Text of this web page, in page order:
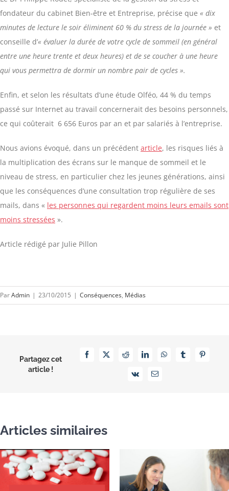
fondateur du cabinet Bien-être et Entreprise, précise que « dix
minutes de lecture le soir éliminent 60 % du stress de la journée » et
conseille d’« évaluer la durée de votre cycle de sommeil (en général
entre une heure trente et deux heures) et de se coucher à une heure
qui vous permettra de dormir un nombre pair de cycles ».
Enfin, et selon les résultats d’une étude Olféo, 44 % du temps
passé sur Internet au travail concernerait des besoins personnels,
ce qui coûterait 6 656 Euros par an et par salariés à l’entreprise.
Nous avions évoqué, dans un précédent article, les risques liés à
la multiplication des écrans sur le manque de sommeil et le
niveau de stress, en particulier chez les jeunes générations, ainsi
que les conséquences d’une consultation trop régulière de ses
mails, dans « les personnes qui regardent moins leurs emails sont
moins stressées ».
Article rédigé par Julie Pillon
ParAdmin | 23/10/2015 | Conséquences, Médias
Partagez cet
article !
Facebook
X RedditLinkedInWhatsAppTumblrPinterest
Vk Email
Articles similaires